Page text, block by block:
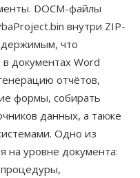
DOCM-файлы
внутри ZIP-
что
в документах Word
отчётов,
формы, собирать
данных, а также
Одно из
на уровне документа: